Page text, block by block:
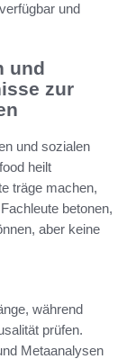
und
und
zur
und sozialen
heilt
träge machen,
betonen,
aber keine
während
prüfen.
Metaanalysen